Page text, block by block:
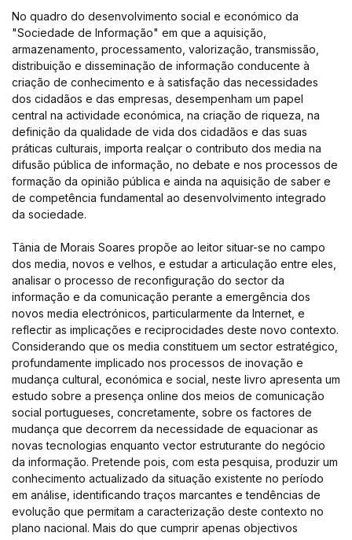
No quadro do desenvolvimento social e económico da
"Sociedade de Informação" em que a aquisição,
armazenamento, processamento, valorização, transmissão,
distribuição e disseminação de informação conducente à
criação de conhecimento e à satisfação das necessidades
dos cidadãos e das empresas, desempenham um papel
central na actividade económica, na criação de riqueza, na
definição da qualidade de vida dos cidadãos e das suas
práticas culturais, importa realçar o contributo dos media na
difusão pública de informação, no debate e nos processos de
formação da opinião pública e ainda na aquisição de saber e
de competência fundamental ao desenvolvimento inte­grado
da sociedade.
Tânia de Morais Soares propõe ao leitor situar-se no campo
dos media, novos e velhos, e estudar a articulação entre eles,
analisar o processo de reconfiguração do sector da
informação e da comuni­cação perante a emergência dos
novos media electrónicos, particularmente da Internet, e
reflectir as implicações e reciprocidades deste novo contexto.
Considerando que os media constituem um sector estratégico,
profundamente implicado nos processos de inovação e
mudança cultural, económica e social, neste livro apresenta um
estudo sobre a presença online dos meios de comunicação
social portugueses, concretamente, sobre os factores de
mudança que decorrem da necessidade de equacionar as
novas tecnologias enquanto vector estruturante do negócio
da informação. Pretende pois, com esta pesquisa, produzir um
conhecimento actualizado da situação existente no período
em análise, identificando traços marcantes e tendências de
evolução que permitam a carac­terização deste contexto no
plano nacional. Mais do que cumprir apenas objectivos